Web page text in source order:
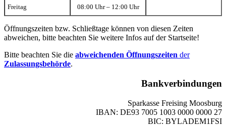
Freitag 08:00 Uhr – 12:00 Uhr
Öffnungszeiten bzw. Schließtage können von diesen Zeiten
abweichen, bitte beachten Sie weitere Infos auf der Startseite!
Bitte beachten Sie die abweichenden Öffnungszeiten der
Zulassungsbehörde.
Bankverbindungen
Sparkasse Freising Moosburg
IBAN: DE93 7005 1003 0000 0000 27
BIC: BYLADEM1FSI